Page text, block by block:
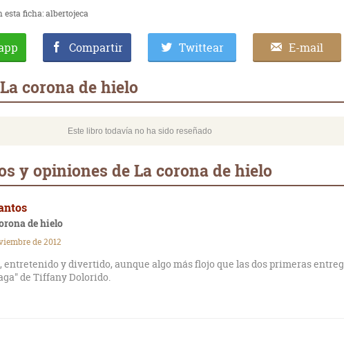
esta ficha:albertojeca
Compartir Twittear E-mail
corona de hielo
Este libro todavía no ha sido reseñado
y opiniones de La corona de hielo
de hielo
de 2012
entretenido y divertido, aunque algo más flojo que las dos primeras
de Tiffany Dolorido.